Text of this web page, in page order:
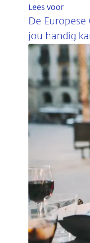
Lees voor
De
jou handig